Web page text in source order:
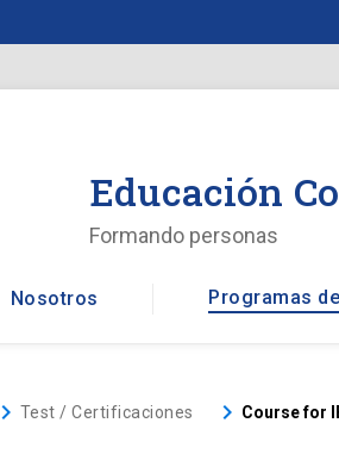
Educación
Formando personas
Nosotros Programas
keyboard_arrow_right Test / Certificaciones keyboard_arrow_right Course for